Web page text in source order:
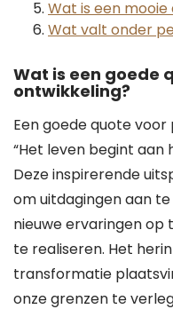
Wat is een
Wat valt onder
Wat is een goede
ontwikkeling?
Een goede quote voor
“Het leven begint aan
Deze inspirerende
om uitdagingen aan
nieuwe ervaringen op
te realiseren. Het
transformatie
onze grenzen te